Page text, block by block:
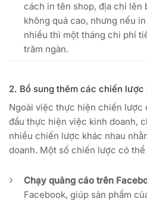
cách in tên shop, địa chỉ lên
không quá cao, nhưng nếu
nhiều thì một tháng chi phí
trăm ngàn.
2. Bổ sung thêm các chiến lược
Ngoài việc thực hiện chiến lược
đầu thực hiện việc kinh doanh,
nhiều chiến lược khác nhau
doanh. Một số chiến lược có
Chạy quảng cáo trên
Facebook, giúp sản phẩm